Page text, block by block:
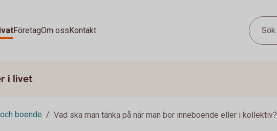
FöretagOm ossKontakt Sök
i livet
boende Vad ska man tänka på när man bor inneboende eller i kollektiv?